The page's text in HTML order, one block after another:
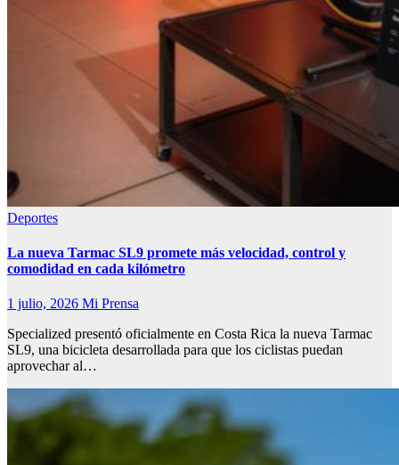
Deportes
La nueva Tarmac SL9 promete más velocidad, control y
comodidad en cada kilómetro
1 julio, 2026 Mi Prensa
Specialized presentó oficialmente en Costa Rica la nueva Tarmac
SL9, una bicicleta desarrollada para que los ciclistas puedan
aprovechar al…